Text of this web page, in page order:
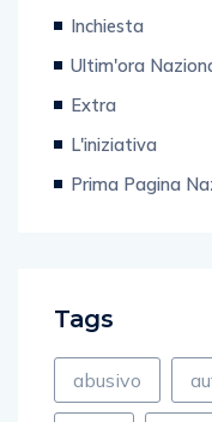
Inchiesta
Ultim'ora
Extra
L'iniziativa
Prima Pagina
Tags
abusivo